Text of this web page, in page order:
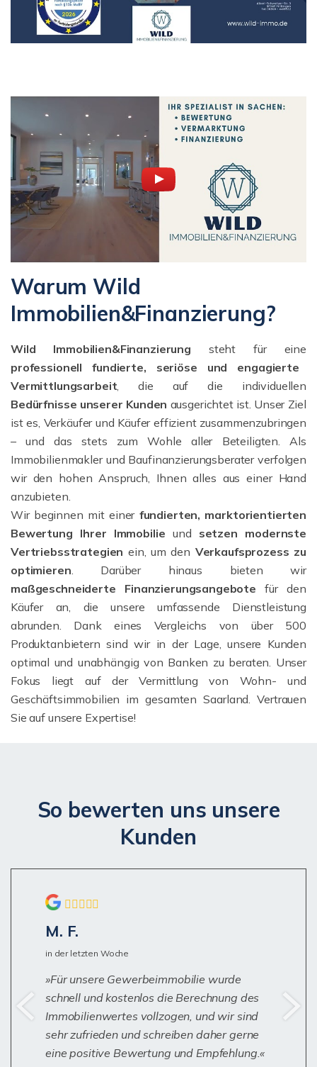
Warum Wild
Immobilien&Finanzierung?
Wild Immobilien&Finanzierung steht für eine
professionell fundierte, seriöse und engagierte
Vermittlungsarbeit, die auf die individuellen
Bedürfnisse unserer Kunden ausgerichtet ist. Unser Ziel
ist es, Verkäufer und Käufer effizient zusammenzubringen
– und das stets zum Wohle aller Beteiligten. Als
Immobilienmakler und Baufinanzierungsberater verfolgen
wir den hohen Anspruch, Ihnen alles aus einer Hand
anzubieten.
Wir beginnen mit einer fundierten, marktorientierten
Bewertung Ihrer Immobilie und setzen modernste
Vertriebsstrategien ein, um den Verkaufsprozess zu
optimieren. Darüber hinaus bieten wir
maßgeschneiderte Finanzierungsangebote für den
Käufer an, die unsere umfassende Dienstleistung
abrunden. Dank eines Vergleichs von über 500
Produktanbietern sind wir in der Lage, unsere Kunden
optimal und unabhängig von Banken zu beraten. Unser
Fokus liegt auf der Vermittlung von Wohn- und
Geschäftsimmobilien im gesamten Saarland. Vertrauen
Sie auf unsere Expertise!
So bewerten uns unsere
Kunden
M. F.
in der letzten Woche
Für unsere Gewerbeimmobilie wurde
schnell und kostenlos die Berechnung des
Immobilienwertes vollzogen, und wir sind
sehr zufrieden und schreiben daher gerne
eine positive Bewertung und Empfehlung.